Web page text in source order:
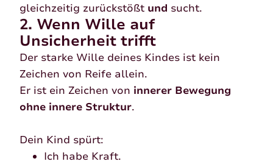
gleichzeitig zurückstößt und sucht.
2. Wenn Wille auf
Unsicherheit trifft
Der starke Wille deines Kindes ist kein
Zeichen von Reife allein.
Er ist ein Zeichen von innerer Bewegung
ohne innere Struktur.
Dein Kind spürt:
Ich habe Kraft.